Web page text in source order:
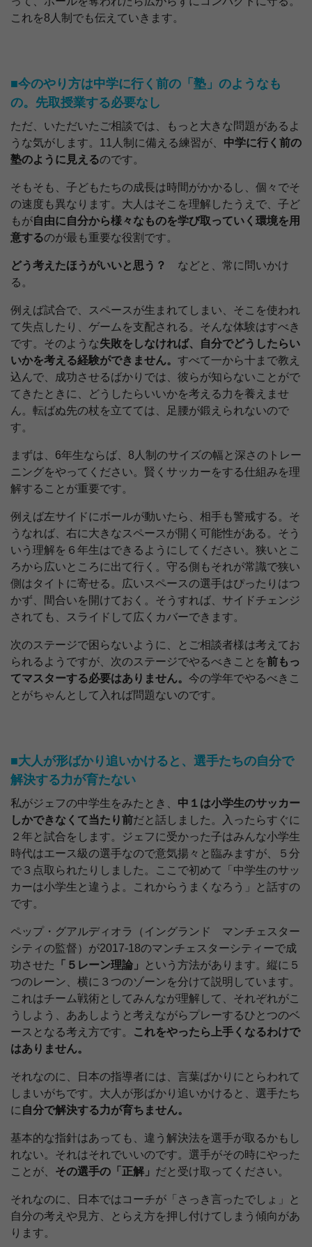
これを8人制でも伝えていきます。
■今のやり方は中学に行く前の「塾」のようなも
の。先取授業する必要なし
ただ、いただいたご相談では、もっと大きな問題があるよ
うな気がします。11人制に備える練習が、 中学に行く前の
塾のように見えるのです。
そもそも、子どもたちの成長は時間がかかるし、個々でそ
の速度も異なります。大人はそこを理解したうえで、子ど
もが自由に自分から様々なものを学び取っていく環境を用
意するのが最も重要な役割です。
どう考えたほうがいいと思う？
などと、常に問いかけ
る。
例えば試合で、スペースが生まれてしまい、そこを使われ
て失点したり、ゲームを支配される。そんな体験はすべき
です。そのような失敗をしなければ、自分でどうしたらい
いかを考える経験ができません。 すべて一から十まで教え
込んで、成功させるばかりでは、彼らが知らないことがで
てきたときに、どうしたらいいかを考える力を養えませ
ん。転ばぬ先の杖を立てては、足腰が鍛えられないので
す。
まずは、6年生ならば、8人制のサイズの幅と深さのトレー
ニングをやってください。賢くサッカーをする仕組みを理
解することが重要です。
例えば左サイドにボールが動いたら、相手も警戒する。そ
うなれば、右に大きなスペースが開く可能性がある。そう
いう理解を６年生はできるようにしてください。狭いとこ
ろから広いところに出て行く。守る側もそれが常識で狭い
側はタイトに寄せる。広いスペースの選手はぴったりはつ
かず、間合いを開けておく。そうすれば、サイドチェンジ
されても、スライドして広くカバーできます。
次のステージで困らないように、とご相談者様は考えてお
られるようですが、次のステージでやるべきことを前もっ
てマスターする必要はありません。 今の学年でやるべきこ
とがちゃんとして入れば問題ないのです。
■大人が形ばかり追いかけると、選手たちの自分で
解決する力が育たない
私がジェフの中学生をみたとき、 中１は小学生のサッカー
しかできなくて当たり前だと話しました。入ったらすぐに
２年と試合をします。ジェフに受かった子はみんな小学生
時代はエース級の選手なので意気揚々と臨みますが、５分
で３点取られたりしました。ここで初めて「中学生のサッ
カーは小学生と違うよ。これからうまくなろう」と話すの
です。
ペップ・グアルディオラ（イングランド マンチェスター
シティの監督）が2017-18のマンチェスターシティーで成
功させた
「５レーン理論」
という方法があります。縦に５
つのレーン、横に３つのゾーンを分けて説明しています。
これはチーム戦術としてみんなが理解して、それぞれがこ
うしよう、ああしようと考えながらプレーするひとつのベ
ースとなる考え方です。
これをやったら上手くなるわけで
はありません。
それなのに、日本の指導者には、言葉ばかりにとらわれて
しまいがちです。大人が形ばかり追いかけると、選手たち
に 自分で解決する力が育ちません。
基本的な指針はあっても、違う解決法を選手が取るかもし
れない。それはそれでいいのです。選手がその時にやった
ことが、 その選手の「正解」 だと受け取ってください。
それなのに、日本ではコーチが「さっき言ったでしょ」と
自分の考えや見方、とらえ方を押し付けてしまう傾向があ
ります。